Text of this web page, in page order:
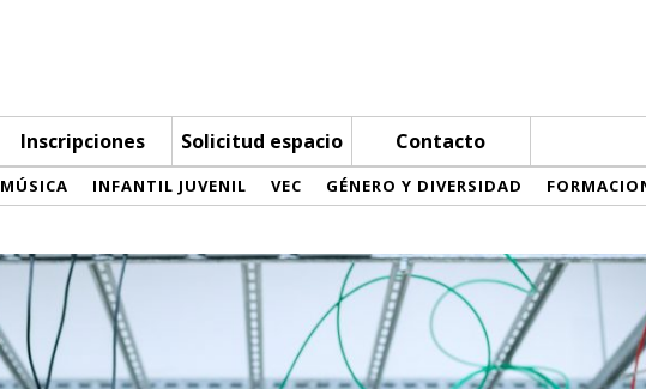
Inscripciones Solicitud espacio Contacto
MÚSICA INFANTIL JUVENIL VEC GÉNERO Y DIVERSIDAD